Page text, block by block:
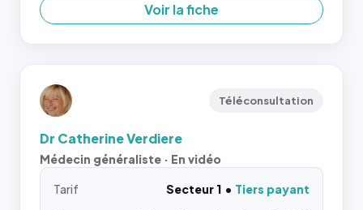
Voir la fiche
Téléconsultation
Dr Catherine Verdiere
Médecin généraliste · En vidéo
Tarif Secteur 1
Tiers payant